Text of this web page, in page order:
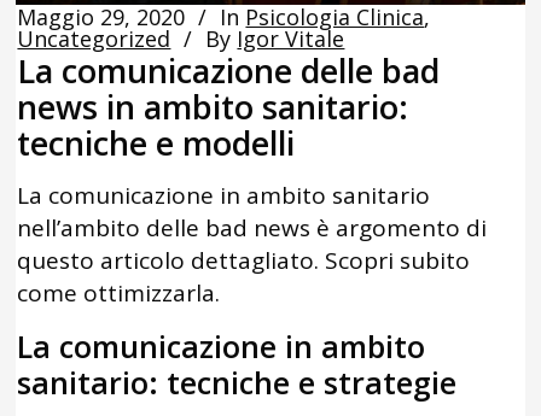
Maggio 29, 2020 In Psicologia Clinica,
Uncategorized By Igor Vitale
La comunicazione delle bad
news in ambito sanitario:
tecniche e modelli
La comunicazione in ambito sanitario
nell’ambito delle bad news è argomento di
questo articolo dettagliato. Scopri subito
come ottimizzarla.
La comunicazione in ambito
sanitario: tecniche e strategie